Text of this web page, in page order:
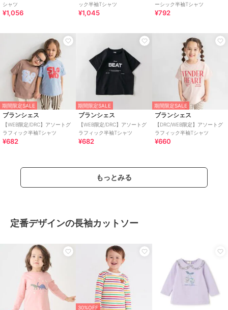
シャツ
¥1,056
ック半袖Tシャツ
¥1,045
ーシック半袖Tシャツ
¥792
期間限定SALE
ブランシェス
【WEB限定/DRC】アソートグ
ラフィック半袖Tシャツ
¥682
期間限定SALE
ブランシェス
【WEB限定/DRC】アソートグ
ラフィック半袖Tシャツ
¥682
期間限定SALE
ブランシェス
【DRC/WEB限定】アソートグ
ラフィック半袖Tシャツ
¥660
もっとみる
定番デザインの長袖カットソー
30%OFF